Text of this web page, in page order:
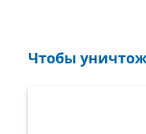
Чтобы